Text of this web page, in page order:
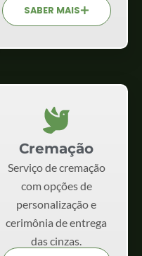
SABER MAIS
Cremação
Serviço de cremação
com opções de
personalização e
cerimônia de entrega
das cinzas.